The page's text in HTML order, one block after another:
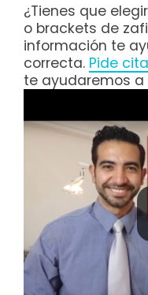
¿Tienes que
o brackets de
información te
correcta. Pide cita
te ayudaremos a